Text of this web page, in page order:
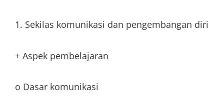
1. Sekilas komunikasi dan pengembangan diri
+ Aspek pembelajaran
o Dasar komunikasi